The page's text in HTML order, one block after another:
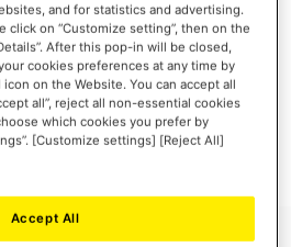
finalizar as encomendas mais
seguir o estado das suas encomendas e
UMA CONTA
and for statistics and advertising.
click on “Customize setting”, then on the
After this pop-in will be closed,
cookies preferences at any time by
on the Website. You can accept all
all”, reject all non-essential cookies
which cookies you prefer by
[Customize settings] [Reject All]
Accept All